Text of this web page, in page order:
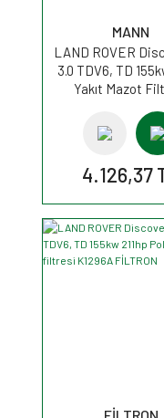
MANN
LAND ROVER
3.0 TDV6, TD
Yakıt Mazot
4.126,37